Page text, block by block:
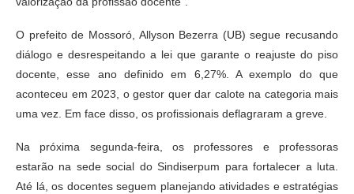
O prefeito de Mossoró, Allyson Bezerra (UB) segue recusando
diálogo e desrespeitando a lei que garante o reajuste do piso
docente, esse ano definido em 6,27%. A exemplo do que
aconteceu em 2023, o gestor quer dar calote na categoria mais
uma vez. Em face disso, os profissionais deflagraram a greve.
Na próxima segunda-feira, os professores e professoras
estarão na sede social do Sindiserpum para fortalecer a luta.
Até lá, os docentes seguem planejando atividades e estratégias